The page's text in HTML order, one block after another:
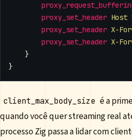
proxy_set_header Host
proxy_set_header X-
proxy_set_header X-
}
}
client_max_body_size é a
quando você quer streaming real
processo Zig passa a lidar com